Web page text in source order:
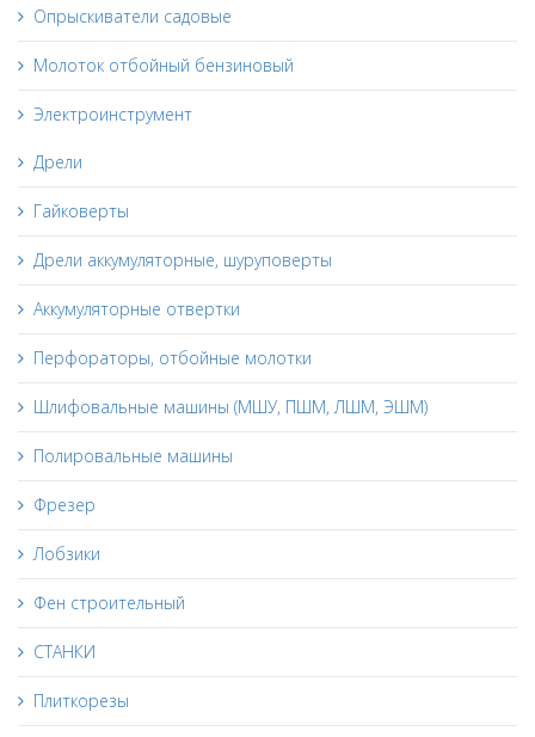
Опрыскиватели садовые
Молоток отбойный бензиновый
Электроинструмент
Дрели
Гайковерты
Дрели аккумуляторные, шуруповерты
Аккумуляторные отвертки
Перфораторы, отбойные молотки
Шлифовальные машины (МШУ, ПШМ, ЛШМ, ЭШМ)
Полировальные машины
Фрезер
Лобзики
Фен строительный
СТАНКИ
Плиткорезы